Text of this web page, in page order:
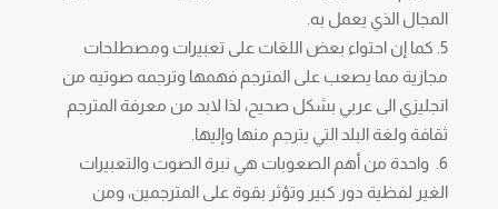
المجال الذي يعمل به.
كما إن احتواء بعض اللغات على تعبيرات ومصطلحات
مجازية مما يصعب على المترجم فهمها وترجمه صوتيه من
انجليزي الى عربي بشكل صحيح، لذا لابد من معرفة المترجم
ثقافة ولغة البلد التي يترجم منها وإليها.
واحدة من أهم الصعوبات هي نبرة الصوت والتعبيرات
الغير لفظية دور كبير وتؤثر بقوة على المترجمين، ومن